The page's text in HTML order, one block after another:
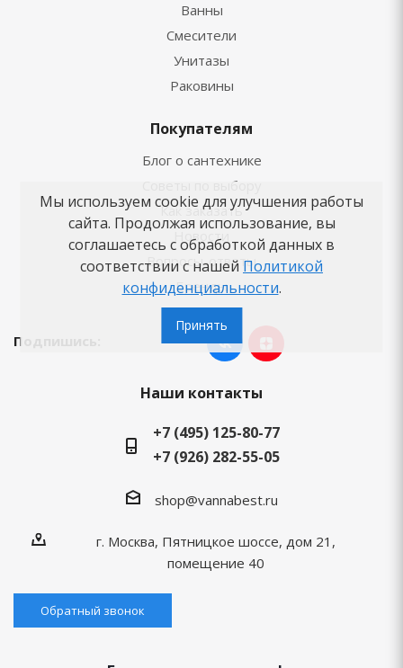
Ванны
Смесители
Унитазы
Раковины
Покупателям
Блог о сантехнике
Советы по выбору
Как заказать
Новости
Вопросы-ответы
Бренды
Подпишись:
Наши контакты
+7 (495) 125-80-77
+7 (926) 282-55-05
shop@vannabest.ru
г. Москва, Пятницкое шоссе, дом 21,
помещение 40
Обратный звонок
Мы используем cookie для улучшения работы
сайта. Продолжая использование, вы
соглашаетесь с обработкой данных в
соответствии с нашей Политикой
конфиденциальности.
Принять